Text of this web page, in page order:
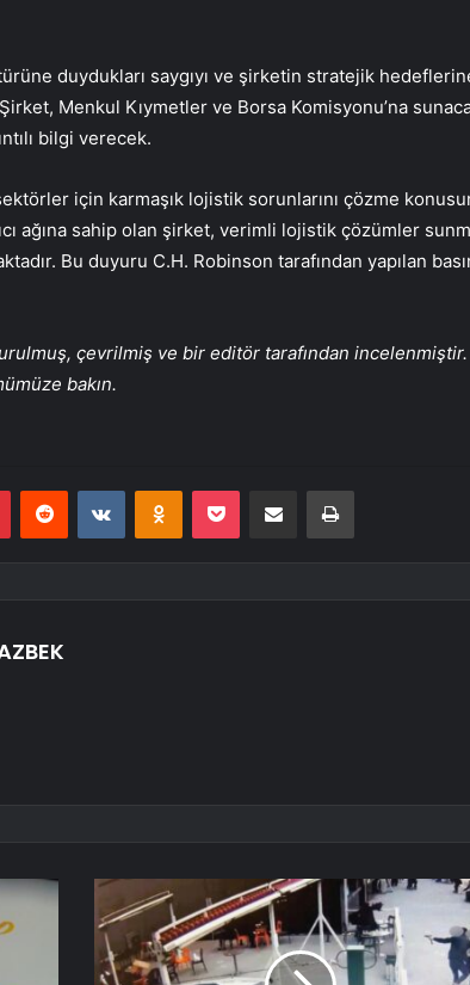
duydukları saygıyı ve şirketin stratejik
Menkul Kıymetler ve Borsa Komisyonu’na
bilgi verecek.
için karmaşık lojistik sorunlarını çözme
ağına sahip olan şirket, verimli lojistik çözümler
Bu duyuru C.H. Robinson tarafından yapılan
çevrilmiş ve bir editör tarafından incelenmiştir.
bakın.
PinterestReddit VKontakteOdnoklassniki
Pocket E-Posta ile paylaş Yazdır